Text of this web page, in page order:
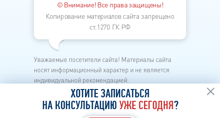
© Внимание! Все права защищены!
Копирование материалов сайта запрещено
ст.1270 ГК РФ
Уважаемые посетители сайта! Материалы сайта
носят информационный характер и не является
индивидуальной рекомендацией.
Каждый метод лечения имеет свои показания и
противопоказания.
Перед началом лечения необходима личная
ХОТИТЕ ЗАПИСАТЬСЯ
НА КОНСУЛЬТАЦИЮ УЖЕ СЕГОДНЯ?